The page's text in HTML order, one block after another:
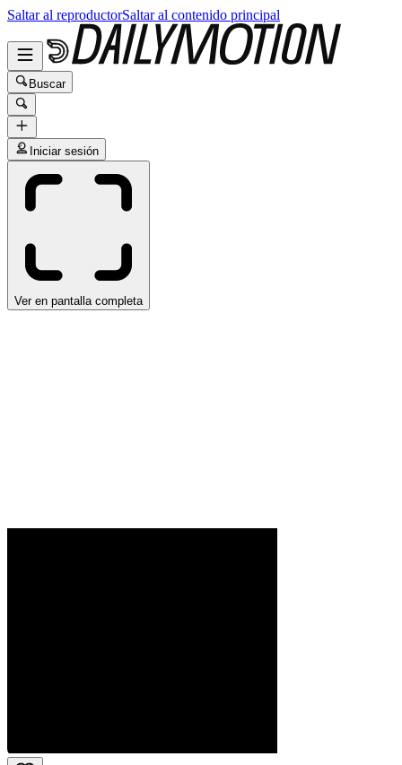
Saltar al reproductorSaltar al contenido principal
Buscar
Iniciar sesión
Ver en pantalla completa